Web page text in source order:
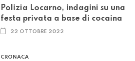
Polizia Locarno, indagini su una
festa privata a base di cocaina
22 OTTOBRE 2022
CRONACA